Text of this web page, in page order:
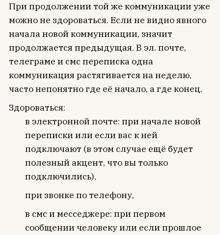
При продолжении той же коммуникации уже
можно не здороваться. Если не видно явного
начала новой коммуникации, значит
продолжается предыдущая. В эл. почте,
телеграме и смс переписка одна
коммуникация растягивается на неделю,
часто непонятно где её начало, а где конец.
Здороваться:
в электронной почте: при начале новой
переписки или если вас к ней
подключают (в этом случае ещё будет
полезный акцент, что вы только
подключились),
при звонке по телефону,
в смс и месседжере: при первом
сообщении человеку или если прошлое